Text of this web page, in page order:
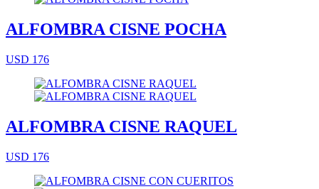
ALFOMBRA CISNE POCHA
USD 176
ALFOMBRA CISNE RAQUEL
USD 176